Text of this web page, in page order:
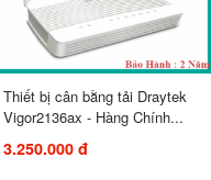
Thiết bị cân bằng tải Draytek
Vigor2136ax - Hàng Chính...
3.250.000 đ